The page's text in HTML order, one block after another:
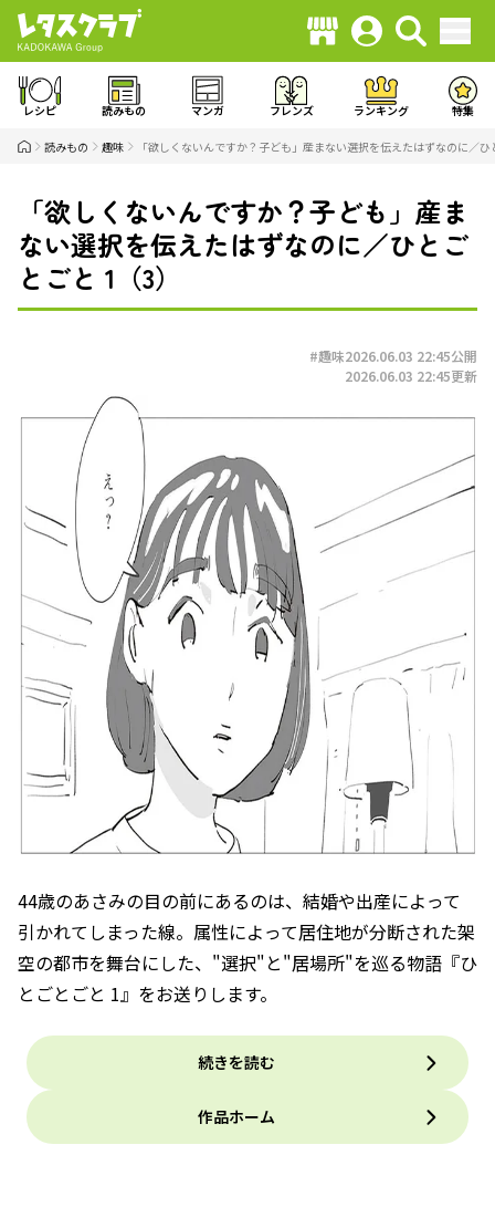
レシピ 読みもの マンガ フレンズ ランキング 特集
読みもの 趣味 「欲しくないんですか？子ども」産まない選択を伝えたはずなのに／
「欲しくないんですか？子ども」産ま
ない選択を伝えたはずなのに／ひとご
とごと 1（3）
#趣味2026.06.03 22:45公開
2026.06.03 22:45更新
44歳のあさみの目の前にあるのは、結婚や出産によって
引かれてしまった線。属性によって居住地が分断された架
空の都市を舞台にした、"選択"と"居場所"を巡る物語『ひ
とごとごと 1』をお送りします。
続きを読む
作品ホーム